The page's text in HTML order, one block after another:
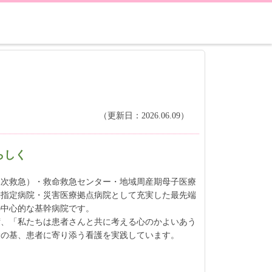
（更新日：2026.06.09）
く
救急）・救命救急センター・地域周産期母子医療
定病院・災害医療拠点病院として充実した最先端
心的な基幹病院です。
「私たちは患者さんと共に考える心のかよいあう
基、患者に寄り添う看護を実践しています。